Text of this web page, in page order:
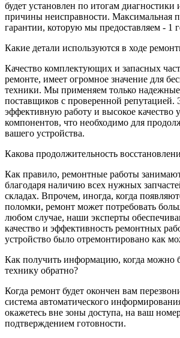
будет установлен по итогам диагностики
причины неисправности. Максимальная
гарантии, которую мы предоставляем - 1
Какие детали используются в ходе
Качество комплектующих и запасных
ремонте, имеет огромное значение для
техники. Мы применяем только надежные
поставщиков с проверенной репутацией.
эффективную работу и высокое качество
компонентов, что необходимо для
вашего устройства.
Какова продолжительность
Как правило, ремонтные работы
благодаря наличию всех нужных
складах. Впрочем, иногда, когда
поломки, ремонт может потребовать
любом случае, наши эксперты
качество и эффективность ремонтных
устройство было отремонтировано как
Как получить информацию, когда можно
технику обратно?
Когда ремонт будет окончен вам
система автоматического
окажетесь вне зоны доступа, на ваш
подтверждением готовности.